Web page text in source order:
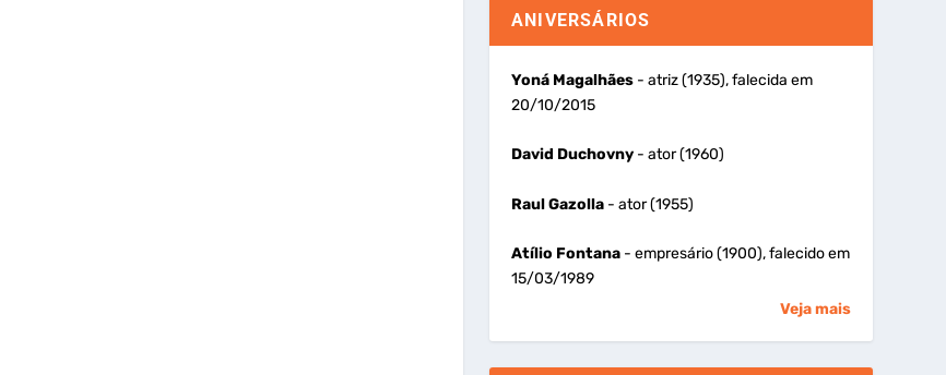
ANIVERSÁRIOS
Yoná Magalhães- atriz (1935), falecida em
20/10/2015
David Duchovny- ator (1960)
Raul Gazolla- ator (1955)
Atílio Fontana- empresário (1900), falecido em
15/03/1989
Veja mais